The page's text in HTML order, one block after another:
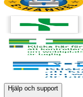
Hjälp och support